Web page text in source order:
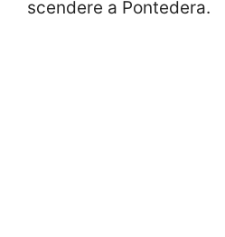
scendere a Pontedera.